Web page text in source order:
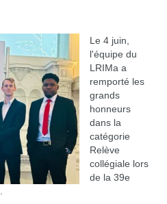
Le 4 juin,
l'équipe du
LRIMa a
remporté les
grands
honneurs
dans la
catégorie
Relève
collégiale lors
de la 39e